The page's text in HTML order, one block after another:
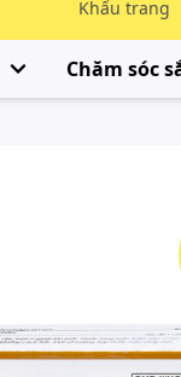
Khẩu trang
Chăm sóc